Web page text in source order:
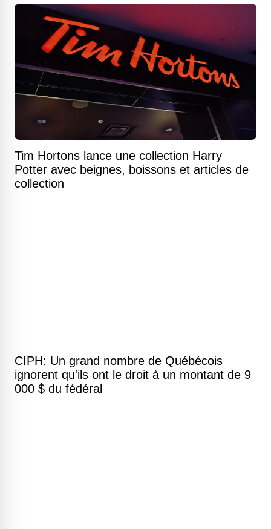
Tim Hortons lance une collection Harry
Potter avec beignes, boissons et articles de
collection
CIPH: Un grand nombre de Québécois
ignorent qu'ils ont le droit à un montant de 9
000 $ du fédéral